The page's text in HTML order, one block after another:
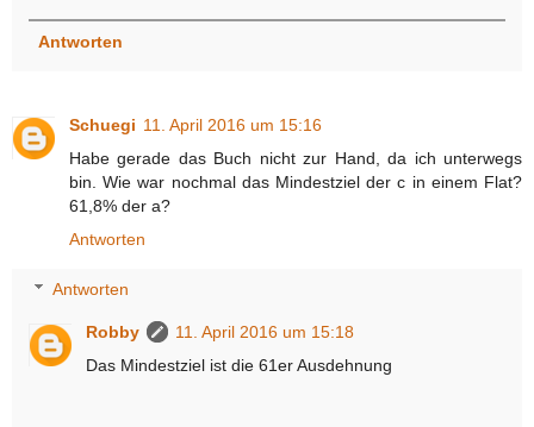
Antworten
Schuegi 11. April 2016 um 15:16
Habe gerade das Buch nicht zur Hand, da ich unterwegs
bin. Wie war nochmal das Mindestziel der c in einem Flat?
61,8% der a?
Antworten
Antworten
Robby
11. April 2016 um 15:18
Das Mindestziel ist die 61er Ausdehnung